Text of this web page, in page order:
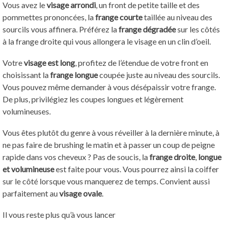
Vous avez levisage arrondi , un front de petite taille et des
pommettes prononcées, lafrange courtetaillée au niveau des
sourcils vous affinera. Préférez lafrange dégradéesur les côtés
à la frange droite qui vous allongera le visage en un clin d’oeil.
Votrevisage est long , profitez de l’étendue de votre front en
choisissant lafrange longuecoupée juste au niveau des sourcils.
Vous pouvez même demander à vous désépaissir votre frange.
De plus, privilégiez les coupes longues et légèrement
volumineuses.
Vous êtes plutôt du genre à vous réveiller à la dernière minute, à
ne pas faire de brushing le matin et à passer un coup de peigne
rapide dans vos cheveux ? Pas de soucis, lafrange droite, longue
et volumineuseest faite pour vous. Vous pourrez ainsi la coiffer
sur le côté lorsque vous manquerez de temps. Convient aussi
parfaitement auvisage ovale.
Il vous reste plus qu’à vous lancer